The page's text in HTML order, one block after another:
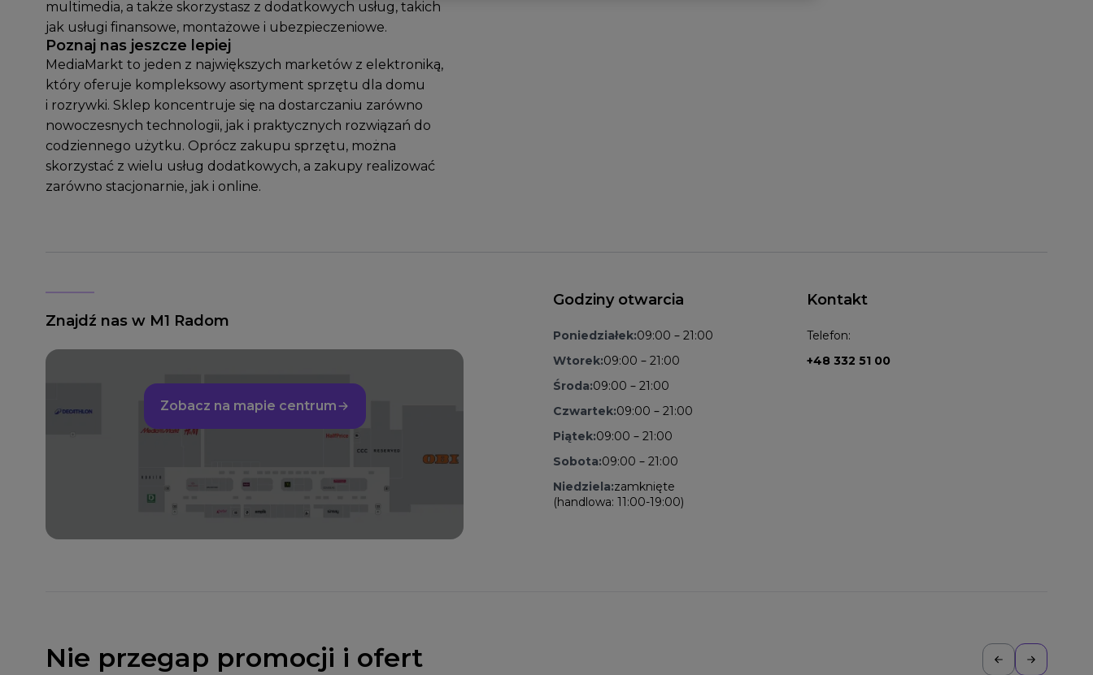
multimedia, a także skorzystasz z dodatkowych usług, takich
jak usługi finansowe, montażowe i ubezpieczeniowe.
Poznaj nas jeszcze lepiej
MediaMarkt to jeden z największych marketów z elektroniką,
który oferuje kompleksowy asortyment sprzętu dla domu
i rozrywki. Sklep koncentruje się na dostarczaniu zarówno
nowoczesnych technologii, jak i praktycznych rozwiązań do
codziennego użytku. Oprócz zakupu sprzętu, można
skorzystać z wielu usług dodatkowych, a zakupy realizować
zarówno stacjonarnie, jak i online.
Znajdź nas w M1 Radom
Zobacz na mapie centrum
Godziny otwarcia
Poniedziałek:09:00 – 21:00
Wtorek:09:00 – 21:00
Środa:09:00 – 21:00
Czwartek:09:00 – 21:00
Piątek:09:00 – 21:00
Sobota:09:00 – 21:00
Niedziela:zamknięte
(handlowa: 11:00-19:00)
Kontakt
Telefon:
+48 332 51 00
Nie przegap promocji i ofert